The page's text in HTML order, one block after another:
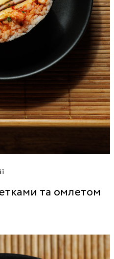
та омлетом